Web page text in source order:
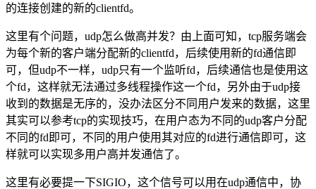
的连接创建的新的clientfd。
这里有个问题，udp怎么做高并发？由上面可知，tcp服务端会
为每个新的客户端分配新的clientfd，后续使用新的fd通信即
可，但udp不一样，udp只有一个监听fd，后续通信也是使用这
个fd，这样就无法通过多线程操作这一个fd，另外由于udp接
收到的数据是无序的，没办法区分不同用户发来的数据，这里
其实可以参考tcp的实现技巧，在用户态为不同的udp客户分配
不同的fd即可，不同的用户使用其对应的fd进行通信即可，这
样就可以实现多用户高并发通信了。
这里有必要提一下SIGIO，这个信号可以用在udp通信中，协